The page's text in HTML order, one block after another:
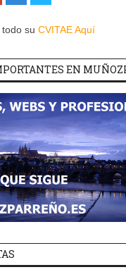
su CVITAE Aquí
EN